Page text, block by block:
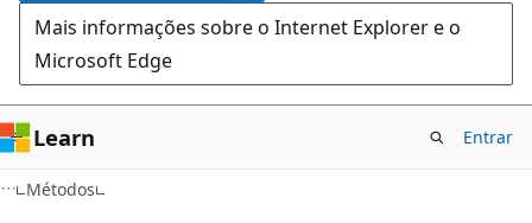
Mais informações sobre o Internet Explorer e o
Microsoft Edge
Learn Entrar
Métodos